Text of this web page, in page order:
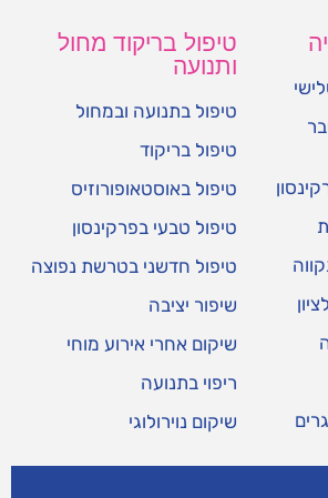
טיפול בריקוד מחול
ותנועה
טיפול בתנועה ובמחול
טיפול בריקוד
טיפול באוסטאופורוזיס
טיפול טבעי בפרקינסון
טיפול חדשני בטרשת נפוצה
שיפור יציבה
שיקום אחרי אירוע מוחי
ריפוי בתנועה
שיקום נוירולוגי